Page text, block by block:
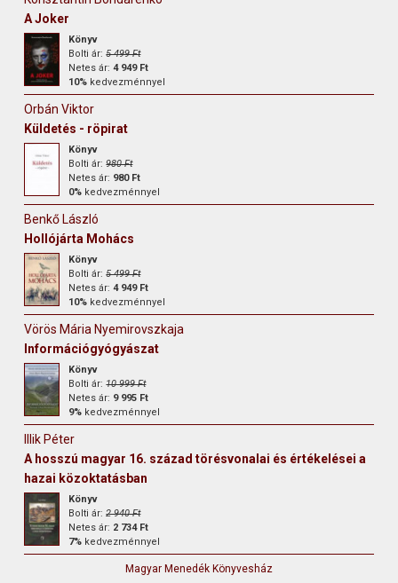
A Joker
Könyv
Bolti ár:5 499 Ft
Netes ár:4 949 Ft
10% kedvezménnyel
Orbán Viktor
Küldetés - röpirat
Könyv
Bolti ár:980 Ft
Netes ár: 980 Ft
0% kedvezménnyel
Benkő László
Hollójárta Mohács
Könyv
Bolti ár:5 499 Ft
Netes ár:4 949 Ft
10% kedvezménnyel
Vörös Mária Nyemirovszkaja
Információgyógyászat
Könyv
Bolti ár:10 999 Ft
Netes ár: 9 995 Ft
9% kedvezménnyel
Illik Péter
A hosszú magyar 16. század törésvonalai és értékelései a
hazai közoktatásban
Könyv
Bolti ár:2 940 Ft
Netes ár: 2 734 Ft
7% kedvezménnyel
Magyar Menedék Könyvesház